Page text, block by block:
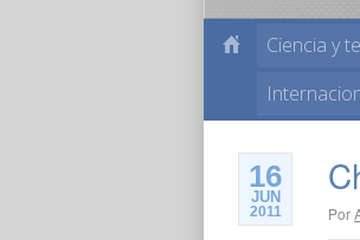
Ciencia y
16
JUN
2011 Por